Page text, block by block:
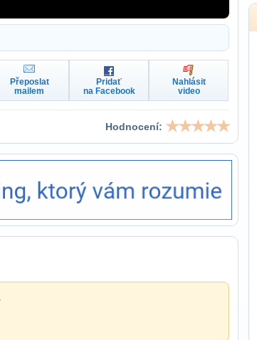
Přeposlat
mailem
Pridať
na Facebook
Nahlásit
video
Hodnocení: